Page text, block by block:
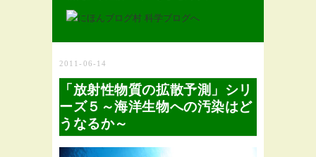
2011-06-14
「放射性物質の拡散予測」シリ
ーズ５～海洋生物への汚染はど
うなるか～